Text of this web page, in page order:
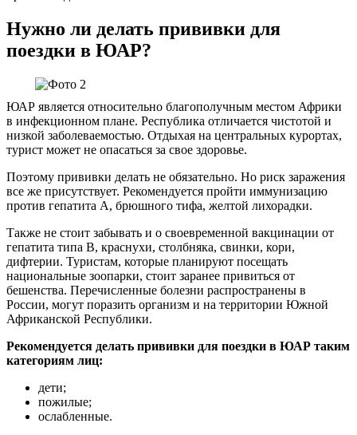
Нужно ли делать прививки для
поездки в ЮАР?
ЮАР является относительно благополучным местом Африки
в инфекционном плане. Республика отличается чистотой и
низкой заболеваемостью. Отдыхая на центральных курортах,
турист может не опасаться за свое здоровье.
Поэтому прививки делать не обязательно. Но риск заражения
все же присутствует. Рекомендуется пройти иммунизацию
против гепатита А, брюшного тифа, желтой лихорадки.
Также не стоит забывать и о своевременной вакцинации от
гепатита типа В, краснухи, столбняка, свинки, кори,
дифтерии. Туристам, которые планируют посещать
национальные зоопарки, стоит заранее привиться от
бешенства. Перечисленные болезни распространены в
России, могут поразить организм и на территории Южной
Африканской Республики.
Рекомендуется делать прививки для поездки в ЮАР таким
категориям лиц:
дети;
пожилые;
ослабленные.